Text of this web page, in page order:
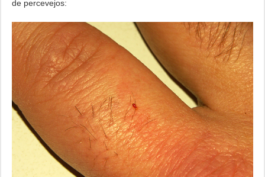
de percevejos: